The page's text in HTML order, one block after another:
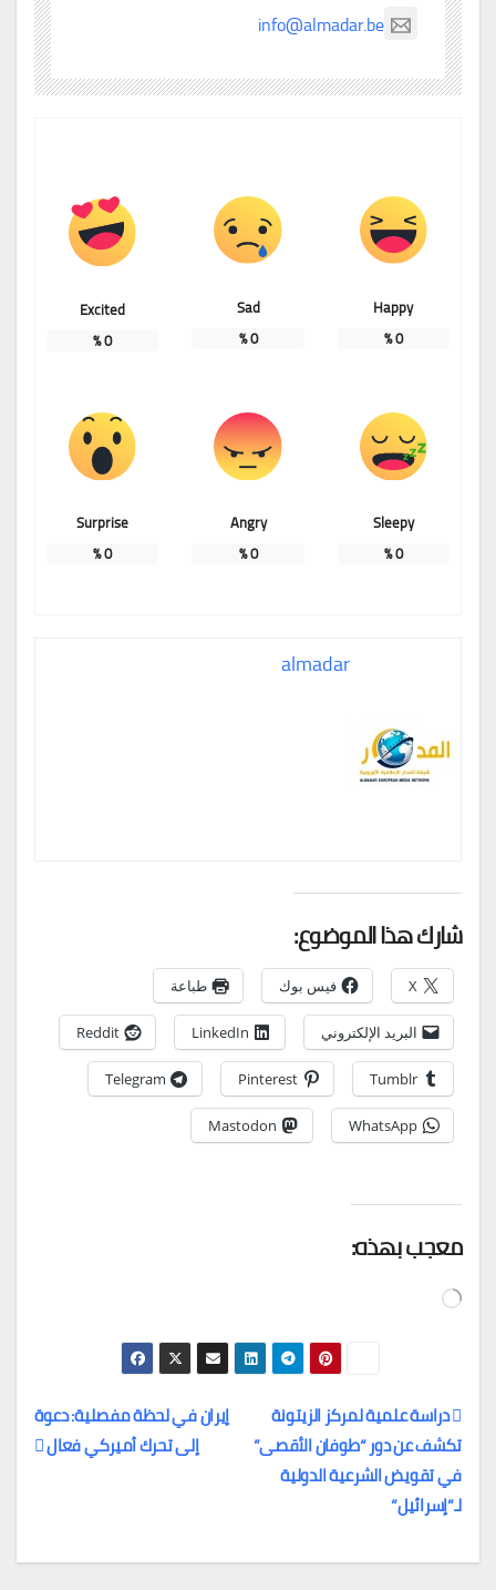
info@almadar.be
Happy
0
%
Sad
0
%
Excited
0
%
Sleepy
0
%
Angry
0
%
Surprise
0
%
almadar
شارك هذا الموضوع:
X فيس بوك طباعة
البريد الإلكتروني LinkedIn
Reddit
Tumblr
Pinterest
Telegram
WhatsApp
Mastodon
معجب بهذه:
جاري
تصفّح
المقالات
إيران في لحظة مفصلية: دعوة
إلى تحرك أميركي فعال
دراسة علمية لمركز الزيتونة
تكشف عن دور “طوفان الأقصى”
في تقويض الشرعية الدولية
لـ”إسرائيل”